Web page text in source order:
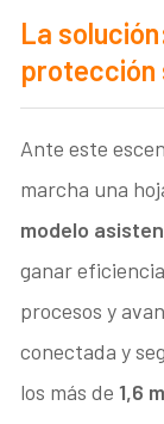
La
protección
Ante este
marcha una
modelo
ganar
procesos y
conectada y
los más de1,6